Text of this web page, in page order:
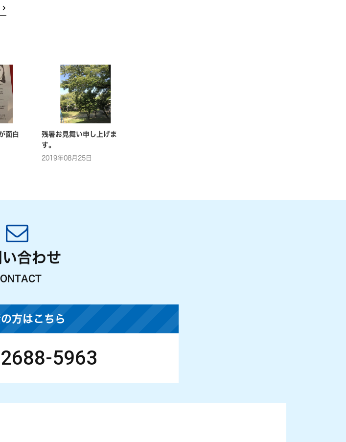
面白
残暑お見舞い申し上げま
す。
2019年08月25日
合わせ
方はこちら
5963